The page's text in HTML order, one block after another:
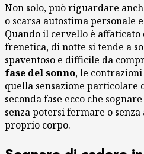
Non solo, può riguardare
o scarsa autostima personale
Quando il cervello è
frenetica, di notte si tende a
spaventoso e difficile da
fase del sonno, le
quella sensazione particolare
seconda fase ecco che
senza potersi fermare o
proprio corpo.